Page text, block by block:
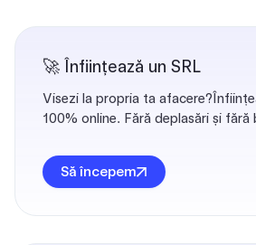
🚀 Înființează un SRL
Visezi la propria ta
100% online. Fără deplasări și fără
Să începem